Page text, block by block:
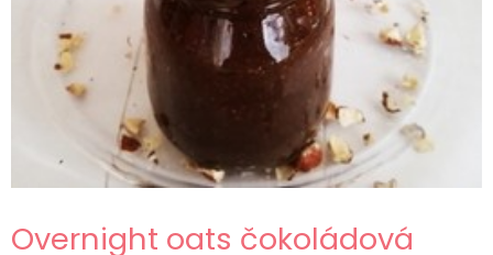
Overnight oats čokoládová